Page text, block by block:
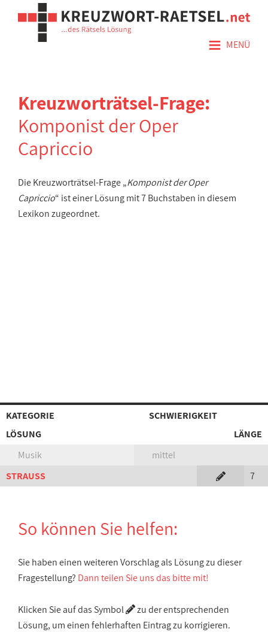
≡ MENÜ
Kreuzworträtsel-Frage:
Komponist der Oper
Capriccio
Die Kreuzworträtsel-Frage „Komponist der Oper
Capriccio“ ist einer Lösung mit 7 Buchstaben in diesem
Lexikon zugeordnet.
KATEGORIE
SCHWIERIGKEIT
LÖSUNG
LÄNGE
Musik
mittel
STRAUSS
7
So können Sie helfen:
Sie haben einen weiteren Vorschlag als Lösung zu dieser
Fragestellung? Dann teilen Sie uns das bitte mit!
Klicken Sie auf das Symbol
zu der entsprechenden
Lösung, um einen fehlerhaften Eintrag zu korrigieren.